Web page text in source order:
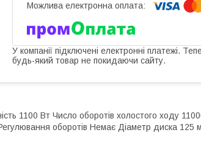
У компанії підключені електронні платежі.
будь-який товар не покидаючи сайту.
1100 Вт Число оборотів холостого ходу
оборотів Немає Діаметр диска 125